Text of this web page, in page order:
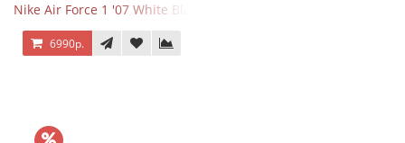
Nike Air Force 1 '07 White Black
6990р.